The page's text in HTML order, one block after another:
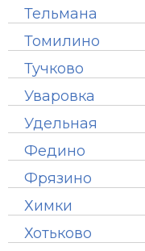
Тельмана
Томилино
Тучково
Уваровка
Удельная
Федино
Фрязино
Химки
Хотьково